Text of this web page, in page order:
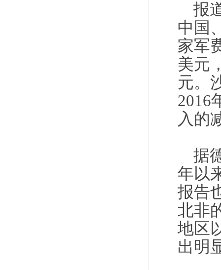
报
中国
家军
美元
元。
2016
入的
据
年以
报告
北非
地区
出明